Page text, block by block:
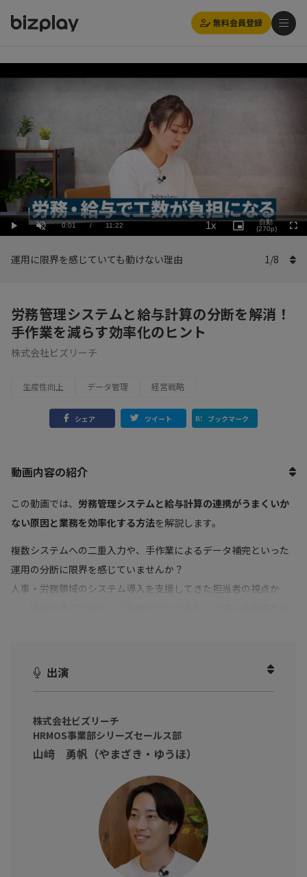
無料会員登録
Play UnmuteCurrent
0:01 / Duration
11:22
Loaded:
5.28%
1x
Playback
Rate
Picture-
in-
自動
(270p)
運用に限界を感じていても動けない理由 1/8
労務管理システムと給与計算の分断を解消！
手作業を減らす効率化のヒント
株式会社ビズリーチ
生産性向上 データ管理 経営戦略
シェア ツイート ブックマーク
動画内容の紹介
この動画では、 労務管理システムと給与計算の連携がうまくいか
ない原因と業務を効率化する方法を解説します。
複数システムへの二重入力や、手作業によるデータ補完といった
運用の分断に限界を感じていませんか？
人事・労務領域のシステム導入を支援してきた担当者の視点か
から現実的に効率化を進める手順がわかります。
実際に『HRMOS労務給与』を使い、人事データベースを軸に手続
※動画内のデータや実数、所属・肩書は撮影当時のものです
出演
株式会社ビズリーチ
HRMOS事業部シリーズセールス部
山﨑 勇帆（やまざき・ゆうほ）